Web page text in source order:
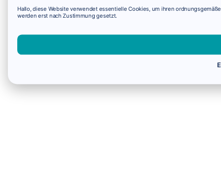
Hallo, diese Website verwendet essentielle Cookies, um ihren
werden erst nach Zustimmung gesetzt.